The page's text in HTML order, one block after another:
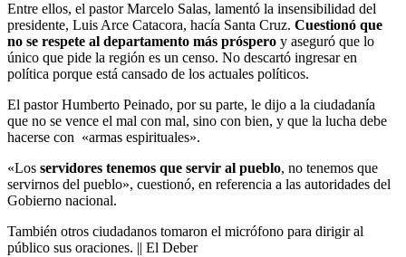
Entre ellos, el pastor Marcelo Salas, lamentó la insensibilidad del
presidente, Luis Arce Catacora, hacía Santa Cruz. Cuestionó que
no se respete al departamento más próspero y aseguró que lo
único que pide la región es un censo. No descartó ingresar en
política porque está cansado de los actuales políticos.
El pastor Humberto Peinado, por su parte, le dijo a la ciudadanía
que no se vence el mal con mal, sino con bien, y que la lucha debe
hacerse con «armas espirituales».
«Los servidores tenemos que servir al pueblo, no tenemos que
servirnos del pueblo», cuestionó, en referencia a las autoridades del
Gobierno nacional.
También otros ciudadanos tomaron el micrófono para dirigir al
público sus oraciones. || El Deber